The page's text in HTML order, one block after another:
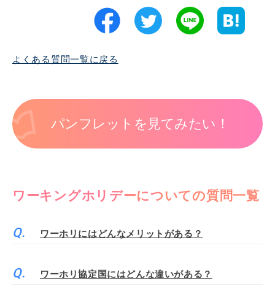
よくある質問一覧に戻る
パンフレットを見てみたい！
ワーキングホリデーについての質問一覧
ワーホリにはどんなメリットがある？
ワーホリ協定国にはどんな違いがある？